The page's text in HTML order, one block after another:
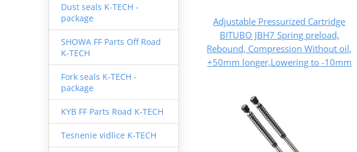
Dust seals K-TECH -
package
SHOWA FF Parts Off Road
K-TECH
Fork seals K-TECH -
package
KYB FF Parts Road K-TECH
Tesnenie vidlice K-TECH
Adjustable Pressurized Cartridge
BITUBO JBH7 Spring preload,
Rebound, Compression Without oil,
+50mm longer,Lowering to -10mm